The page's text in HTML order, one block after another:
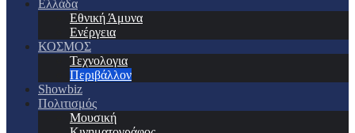
Ελλάδα
Εθνική Άμυνα
Ενέργεια
ΚΟΣΜΟΣ
Τεχνολογια
Περιβάλλον
Showbiz
Πολιτισμός
Μουσική